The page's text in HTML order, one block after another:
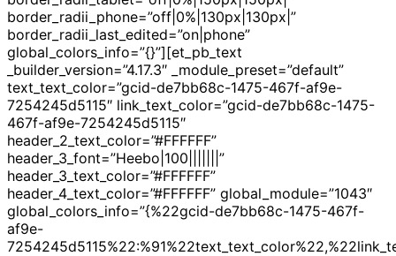
border_radii_phone=”off|0%|130px|130px|”
border_radii_last_edited=”on|phone”
global_colors_info=”{}”][et_pb_text
_builder_version=”4.17.3″ _module_preset=”default”
text_text_color=”gcid-de7bb68c-1475-467f-af9e-
7254245d5115″ link_text_color=”gcid-de7bb68c-1475-
467f-af9e-7254245d5115″
header_2_text_color=”#FFFFFF”
header_3_font=”Heebo|100|||||||”
header_3_text_color=”#FFFFFF”
header_4_text_color=”#FFFFFF” global_module=”1043″
global_colors_info=”{%22gcid-de7bb68c-1475-467f-
af9e-